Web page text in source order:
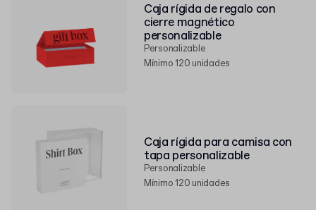
Caja rígida de regalo con
cierre magnético
personalizable
Personalizable
Mínimo 120 unidades
Caja rígida para camisa con
tapa personalizable
Personalizable
Mínimo 120 unidades